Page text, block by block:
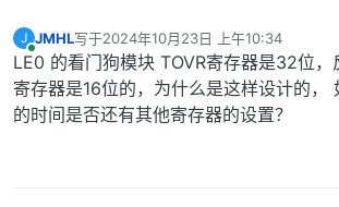
J
在线
JMHL写于2024年10月23日 上午10:34
最后由 编辑
LE0 的看门狗模块 TOVR寄存器是32位
寄存器是16位的，为什么是这样设计的，
的时间是否还有其他寄存器的设置？